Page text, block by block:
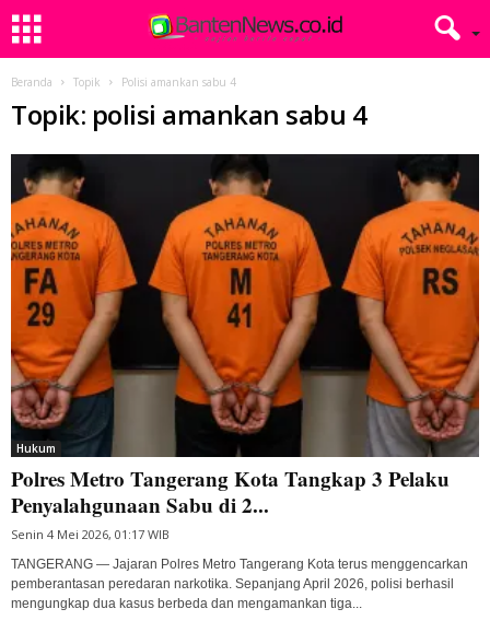
Beranda Topik Polisi amankan sabu 4
Topik: polisi amankan sabu 4
Hukum
Polres Metro Tangerang Kota Tangkap 3 Pelaku
Penyalahgunaan Sabu di 2...
Senin 4 Mei 2026, 01:17 WIB
TANGERANG — Jajaran Polres Metro Tangerang Kota terus menggencarkan
pemberantasan peredaran narkotika. Sepanjang April 2026, polisi berhasil
mengungkap dua kasus berbeda dan mengamankan tiga...